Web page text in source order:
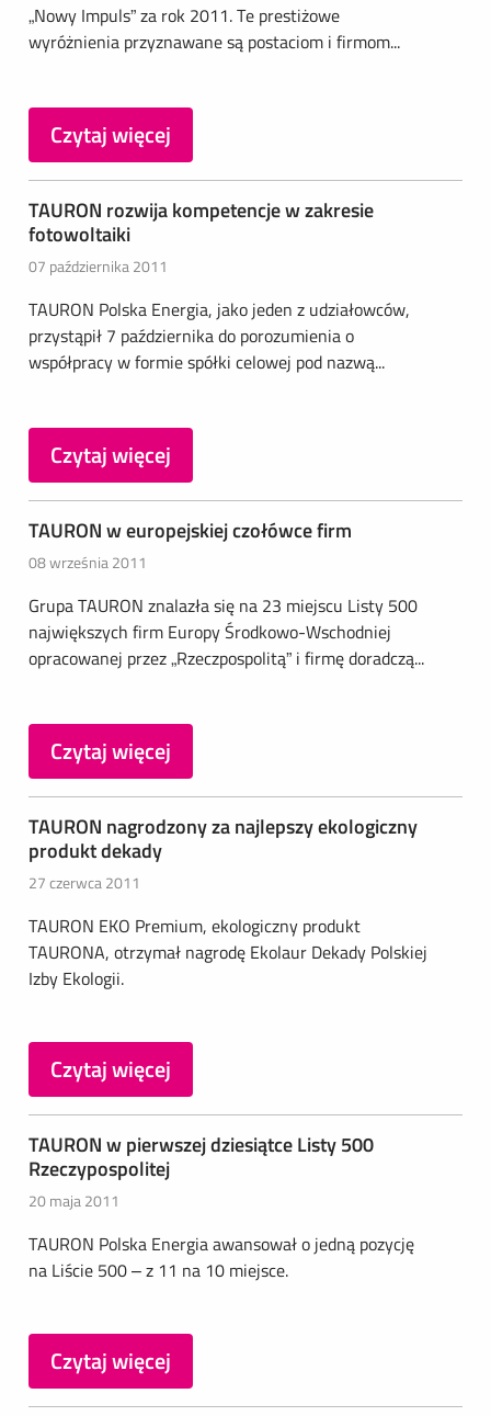
„Nowy Impuls” za rok 2011. Te prestiżowe
wyróżnienia przyznawane są postaciom i firmom...
Czytaj więcej
TAURON rozwija kompetencje w zakresie
fotowoltaiki
07 października 2011
TAURON Polska Energia, jako jeden z udziałowców,
przystąpił 7 października do porozumienia o
współpracy w formie spółki celowej pod nazwą...
Czytaj więcej
TAURON w europejskiej czołówce firm
08 września 2011
Grupa TAURON znalazła się na 23 miejscu Listy 500
największych firm Europy Środkowo-Wschodniej
opracowanej przez „Rzeczpospolitą” i firmę doradczą...
Czytaj więcej
TAURON nagrodzony za najlepszy ekologiczny
produkt dekady
27 czerwca 2011
TAURON EKO Premium, ekologiczny produkt
TAURONA, otrzymał nagrodę Ekolaur Dekady Polskiej
Izby Ekologii.
Czytaj więcej
TAURON w pierwszej dziesiątce Listy 500
Rzeczypospolitej
20 maja 2011
TAURON Polska Energia awansował o jedną pozycję
na Liście 500 – z 11 na 10 miejsce.
Czytaj więcej